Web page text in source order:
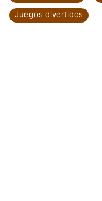
Juegos divertidos